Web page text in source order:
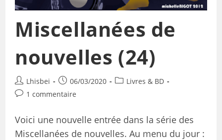
Miscellanées de
nouvelles (24)
Lhisbei 06/03/2020
Livres & BD
1 commentaire
Voici une nouvelle entrée dans la série des
Miscellanées de nouvelles. Au menu du jour :